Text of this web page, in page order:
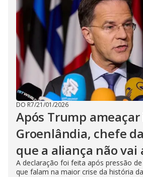
DO R7/21/01/2026
Após Trump
Groenlândia, chefe
que a aliança não vai
A declaração foi feita após pressão
que falam na maior crise da história